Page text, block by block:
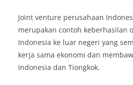
Joint venture perusahaan
merupakan contoh keberhasilan
Indonesia ke luar negeri yang
kerja sama ekonomi dan
Indonesia dan Tiongkok.